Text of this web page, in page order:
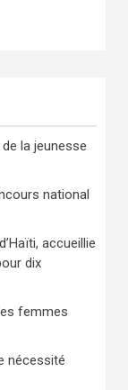
la jeunesse
national
accueillie
dix
femmes
nécessité